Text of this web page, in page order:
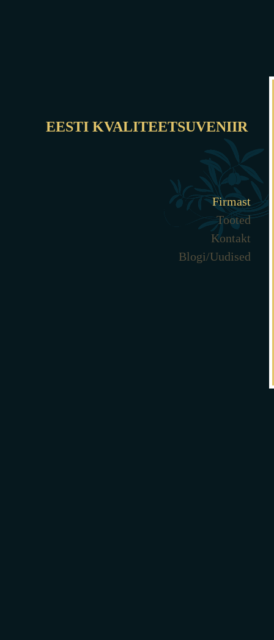
EESTI KVALITEETSUVENIIR
Firmast
Tooted
Kontakt
Blogi/Uudised